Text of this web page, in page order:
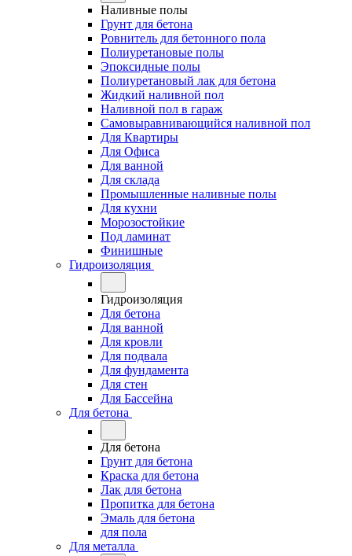
Наливные полы
Грунт для бетона
Ровнитель для бетонного пола
Полиуретановые полы
Эпоксидные полы
Полиуретановый лак для бетона
Жидкий наливной пол
Наливной пол в гараж
Самовыравнивающийся наливной пол
Для Квартиры
Для Офиса
Для ванной
Для склада
Промышленные наливные полы
Для кухни
Морозостойкие
Под ламинат
Финишные
Гидроизоляция
Гидроизоляция
Для бетона
Для ванной
Для кровли
Для подвала
Для фундамента
Для стен
Для Бассейна
Для бетона
Для бетона
Грунт для бетона
Краска для бетона
Лак для бетона
Пропитка для бетона
Эмаль для бетона
для пола
Для металла